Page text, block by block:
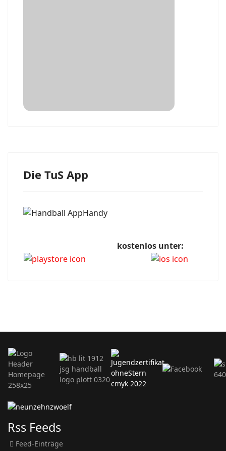
Die TuS App
kostenlos unter:
Rss Feeds
Feed-Einträge